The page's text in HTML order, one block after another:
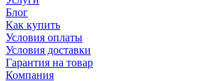
Блог
Как купить
Условия оплаты
Условия доставки
Гарантия на товар
Компания